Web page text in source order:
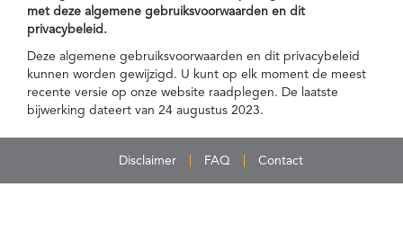
met deze algemene gebruiksvoorwaarden en dit
privacybeleid.
Deze algemene gebruiksvoorwaarden en dit privacybeleid
kunnen worden gewijzigd. U kunt op elk moment de meest
recente versie op onze website raadplegen. De laatste
bijwerking dateert van 24 augustus 2023.
Disclaimer FAQ Contact